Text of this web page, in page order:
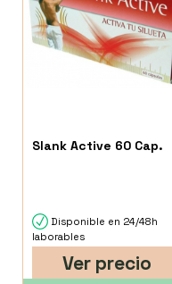
Slank Active 60 Cap.
Disponible en 24/48h
laborables
Ver precio